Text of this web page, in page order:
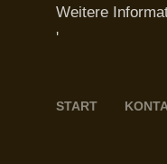
Weitere
'
START